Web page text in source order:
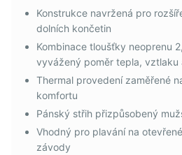
Konstrukce navržená pro
dolních končetin
Kombinace tloušťky neoprenu
vyvážený poměr tepla, vztlaku
Thermal provedení zaměřené
komfortu
Pánský střih přizpůsobený
Vhodný pro plavání na
závody